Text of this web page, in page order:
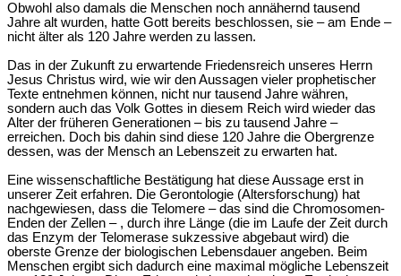
Obwohl also damals die Menschen noch annähernd tausend
Jahre alt wurden, hatte Gott bereits beschlossen, sie – am Ende –
nicht älter als 120 Jahre werden zu lassen.
Das in der Zukunft zu erwartende Friedensreich unseres Herrn
Jesus Christus wird, wie wir den Aussagen vieler prophetischer
Texte entnehmen können, nicht nur tausend Jahre währen,
sondern auch das Volk Gottes in diesem Reich wird wieder das
Alter der früheren Generationen – bis zu tausend Jahre –
erreichen. Doch bis dahin sind diese 120 Jahre die Obergrenze
dessen, was der Mensch an Lebenszeit zu erwarten hat.
Eine wissenschaftliche Bestätigung hat diese Aussage erst in
unserer Zeit erfahren. Die Gerontologie (Altersforschung) hat
nachgewiesen, dass die Telomere – das sind die Chromosomen-
Enden der Zellen – , durch ihre Länge (die im Laufe der Zeit durch
das Enzym der Telomerase sukzessive abgebaut wird) die
oberste Grenze der biologischen Lebensdauer angeben. Beim
Menschen ergibt sich dadurch eine maximal mögliche Lebenszeit